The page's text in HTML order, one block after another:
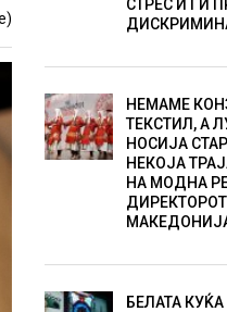
СТРЕС И ГИ
НЕМАМЕ
ТЕКСТИЛ, А
НОСИЈА
НЕКОЈА
НА МОДНА
БЕЛАТА